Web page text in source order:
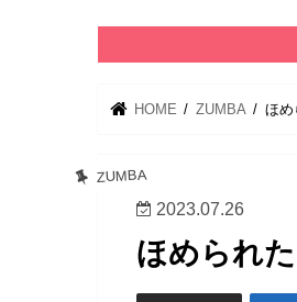
HOME ZUMBA ほめ
ZUMBA
2023.07.26
ほめられた